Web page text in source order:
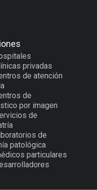
privadas
de atención
de
por imagen
de
de
patológica
particulares